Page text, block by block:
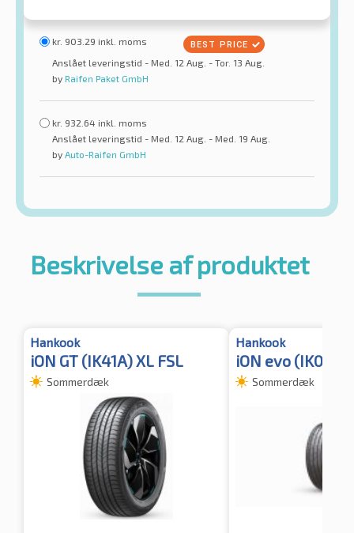
kr. 903.29 inkl. moms
Anslået leveringstid - Med. 12 Aug. - Tor. 13 Aug.
by Raifen Paket GmbH
kr. 932.64 inkl. moms
Anslået leveringstid - Med. 12 Aug. - Med. 19 Aug.
by Auto-Raifen GmbH
Beskrivelse af produktet
Hankook
iON GT (IK41A) XL FSL
Sommerdæk
Hankook
iON evo (IK01)
Sommerdæk